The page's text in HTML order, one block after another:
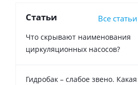
Статьи Все статьи
Что скрывают наименования
циркуляционных насосов?
Гидробак – слабое звено. Какая